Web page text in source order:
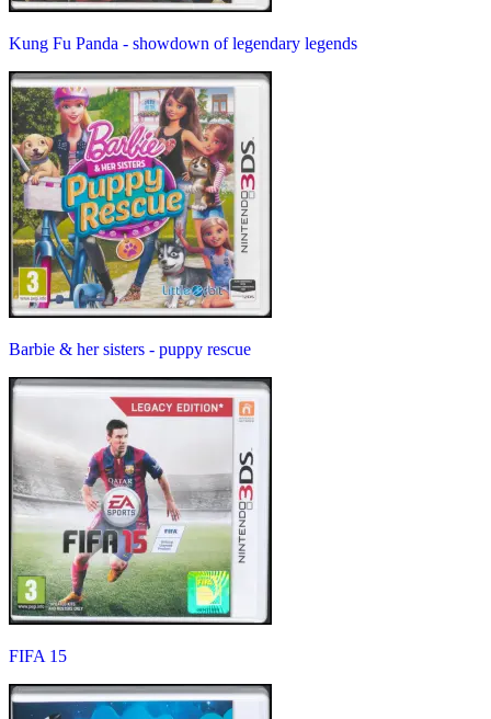
Kung Fu Panda - showdown of legendary legends
Barbie & her sisters - puppy rescue
FIFA 15